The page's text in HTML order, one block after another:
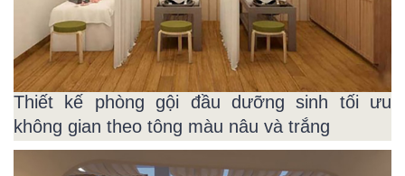
Thiết kế phòng gội đầu dưỡng sinh tối ưu
không gian theo tông màu nâu và trắng